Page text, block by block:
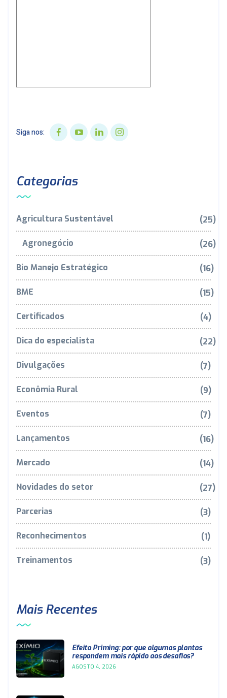
Siga nos:
Categorias
Agricultura Sustentável (25)
Agronegócio (26)
Bio Manejo Estratégico (16)
BME (15)
Certificados (4)
Dica do especialista (22)
Divulgações (7)
Econômia Rural (9)
Eventos (7)
Lançamentos (16)
Mercado (14)
Novidades do setor (27)
Parcerias (3)
Reconhecimentos (1)
Treinamentos (3)
Mais Recentes
Efeito Priming: por que algumas plantas
respondem mais rápido aos desafios?
AGOSTO 4, 2026